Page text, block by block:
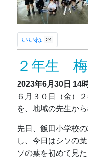
いいね 24
２年生 梅
2023年6月30日 14
６月３０日（金）
を、地域の先生か
先日、飯田小学校
し、今日はシソの
ソの葉を初めて見